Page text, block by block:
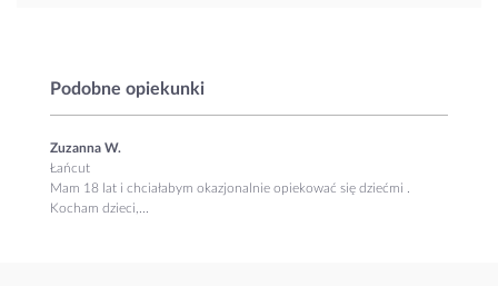
Podobne opiekunki
Zuzanna W.
Łańcut
Mam 18 lat i chciałabym okazjonalnie opiekować się dziećmi .
Kocham dzieci,...